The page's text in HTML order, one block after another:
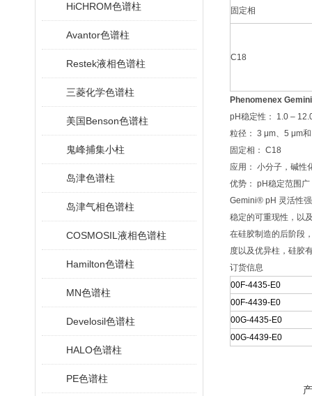
HiCHROM色谱柱
Avantor色谱柱
Restek液相色谱柱
三菱化学色谱柱
美国Benson色谱柱
鬼峰捕集小柱
岛津色谱柱
岛津气相色谱柱
COSMOSIL液相色谱柱
Hamilton色谱柱
MN色谱柱
Develosil色谱柱
HALO色谱柱
PE色谱柱
固定相
C18
Phenomenex
pH稳定性： 1.0 –
粒径： 3 μm、 5 μm和
固定相： C18
应用： 小分子，碱性
优势： pH稳定范围广
Gemini® pH 灵活性
稳定的可重现性，以
在硅胶制造的后阶段
度以及优异柱，硅胶
订货信息
00F-4435-E0
00F-4439-E0
00G-4435-E0
00G-4439-E0